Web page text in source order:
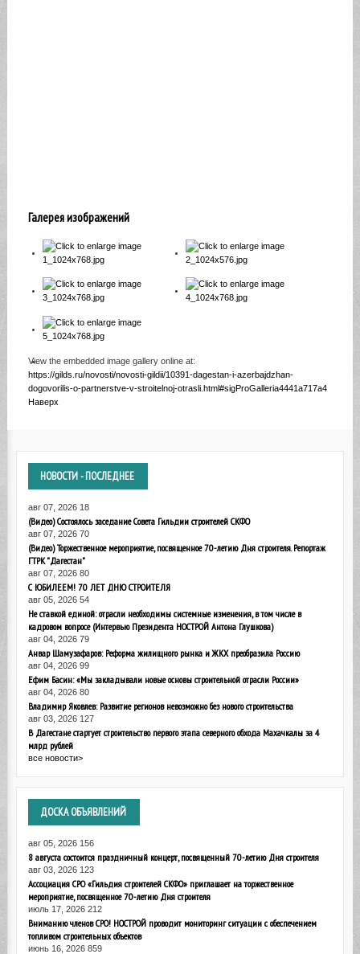
Галерея изображений
View the embedded image gallery online at:
https://gilds.ru/novosti/novosti-gildii/10391-dagestan-i-azerbajdzhan-
dogovorilis-o-partnerstve-v-stroitelnoj-otrasli.html#sigProGalleria4441a717a4
Наверх
НОВОСТИ- ПОСЛЕДНЕЕ
авг 07, 2026 18
(Видео) Состоялось заседание Совета Гильдии строителей СКФО
авг 07, 2026 70
(Видео) Торжественное мероприятие, посвященное 70-летию Дня строителя. Репортаж
ГТРК "Дагестан"
авг 07, 2026 80
С ЮБИЛЕЕМ! 70 ЛЕТ ДНЮ СТРОИТЕЛЯ
авг 05, 2026 54
Не ставкой единой: отрасли необходимы системные изменения, в том числе в
кадровом вопросе (Интервью Президента НОСТРОЙ Антона Глушкова)
авг 04, 2026 79
Анвар Шамузафаров: Реформа жилищного рынка и ЖКХ преобразила Россию
авг 04, 2026 99
Ефим Басин: «Мы закладывали новые основы строительной отрасли России»
авг 04, 2026 80
Владимир Яковлев: Развитие регионов невозможно без нового строительства
авг 03, 2026 127
В Дагестане стартует строительство первого этапа северного обхода Махачкалы за 4
млрд рублей
все новости>
ДОСКАОБЪЯВЛЕНИЙ
авг 05, 2026 156
8 августа состоится праздничный концерт, посвященный 70-летию Дня строителя
авг 03, 2026 123
Ассоциация СРО «Гильдия строителей СКФО» приглашает на торжественное
мероприятие, посвященное 70-летию Дня строителя
июль 17, 2026 212
Вниманию членов СРО! НОСТРОЙ проводит мониторинг ситуации с обеспечением
топливом строительных объектов
июнь 16, 2026 859